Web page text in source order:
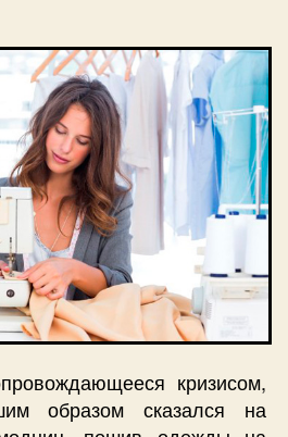
кризисом,
образом сказался на